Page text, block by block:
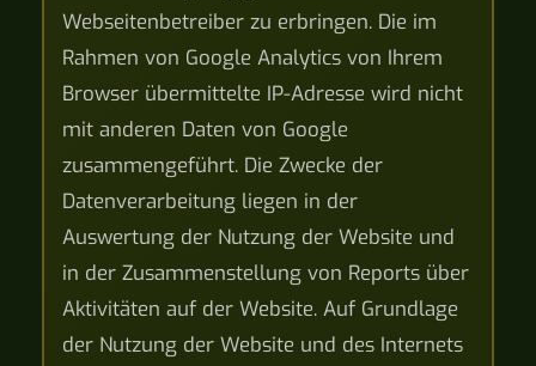
Webseitenbetreiber zu erbringen. Die im
Rahmen von Google Analytics von Ihrem
Browser übermittelte IP-Adresse wird nicht
mit anderen Daten von Google
zusammengeführt. Die Zwecke der
Datenverarbeitung liegen in der
Auswertung der Nutzung der Website und
in der Zusammenstellung von Reports über
Aktivitäten auf der Website. Auf Grundlage
der Nutzung der Website und des Internets